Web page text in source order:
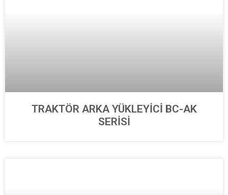
TRAKTÖR ARKA YÜKLEYİCİ BC-AK
SERİSİ